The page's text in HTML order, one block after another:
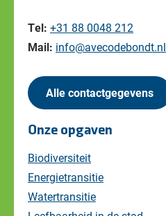
Tel: +31 88 0048 212
Mail: info@avecodebondt.nl
Alle contactgegevens
Onze opgaven
Biodiversiteit
Energietransitie
Watertransitie